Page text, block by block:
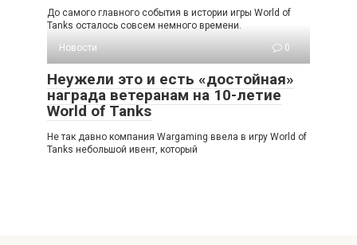
До самого главного события в истории игры World of
Tanks осталось совсем немного времени.
Новости
0
Неужели это и есть «достойная»
награда ветеранам на 10-летие
World of Tanks
Не так давно компания Wargaming ввела в игру World of
Tanks небольшой ивент, который